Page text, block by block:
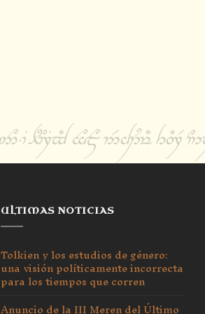
ULTIMAS NOTICIAS
Tolkien y los estudios de género:
una visión políticamente incorrecta
para los tiempos que corren